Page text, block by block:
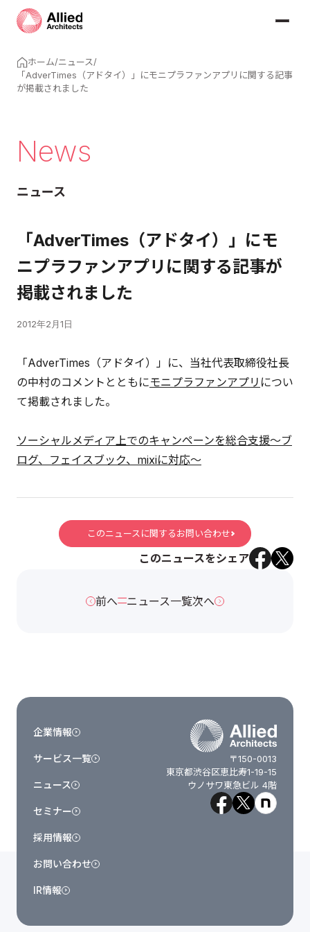
ホーム/ニュース/
「AdverTimes（アドタイ）」にモニプラファンアプリに関する記事
が掲載されました
News
ニュース
「AdverTimes（アドタイ）」にモ
ニプラファンアプリに関する記事が
掲載されました
2012年2月1日
「AdverTimes（アドタイ）」に、当社代表取締役社長
の中村のコメントとともにモニプラファンアプリ につい
て掲載されました。
ソーシャルメディア上でのキャンペーンを総合支援～ブ
ログ、フェイスブック、mixiに対応～
このニュースに関するお問い合わせ
このニュースをシェア
前へ ニュース一覧次へ
〒150-0013
東京都渋谷区恵比寿1-19-15
ウノサワ東急ビル 4階
企業情報
サービス一覧
ニュース
セミナー
採用情報
お問い合わせ
IR情報